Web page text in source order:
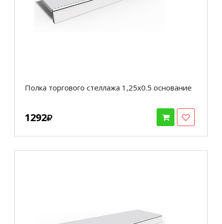
Полка торгового стеллажа 1,25х0.5 основание
1292